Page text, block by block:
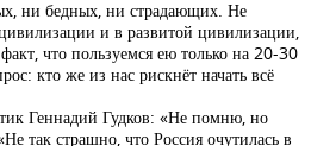
ни бедных, ни страдающих. Не
и в развитой цивилизации,
что пользуемся ею только на 20-30
кто же из нас рискнёт начать всё
Геннадий Гудков: «Не помню, но
так страшно, что Россия очутилась в